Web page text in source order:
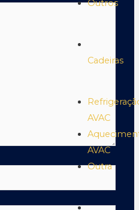
Outros
Cadeiras
AVAC
AVAC
Outra